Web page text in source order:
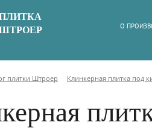
О
плитки Штроер Клинкерная плитка под